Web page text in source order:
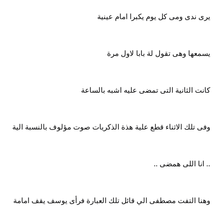
يرى ندى ومى كل يوم يكبرا امام عينية
يسمعها وهى تقول لة بابا لاول مرة
كانت الثانية التى تمضى عليه اشبه بالساعة
وفى تلك الاثناء قطع علية هذة الذكريات صوت مؤلوف بالنسبة الية
.. انا اللى همضى ..
وهنا التفت مصطفى الي قائل تلك العبارة فرأى يوسف يقف امامة